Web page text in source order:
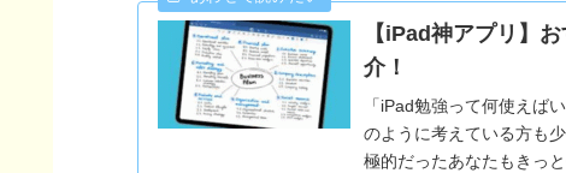
【iPad神アプリ】
介！
「iPad勉強って何使えば
のように考えている方も
極的だったあなたもきっ